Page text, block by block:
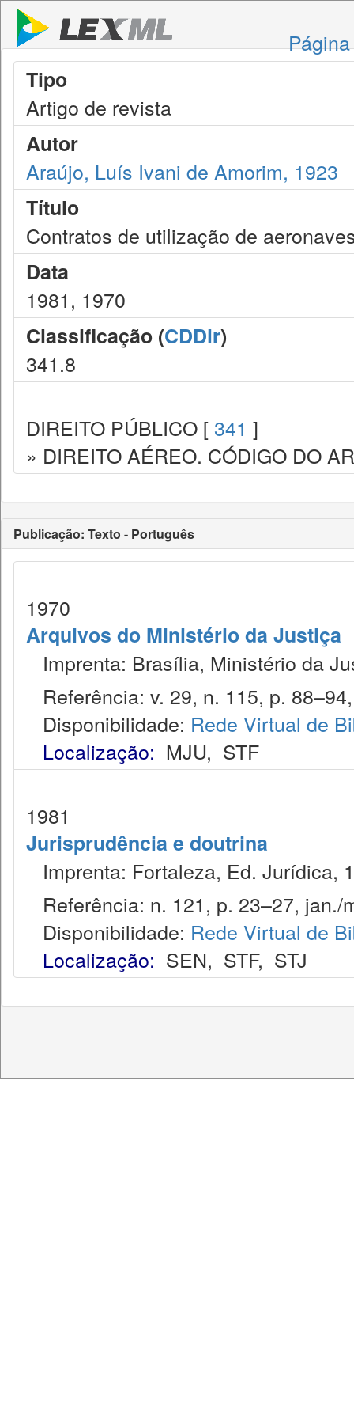
Tipo
Artigo de revista
Autor
Araújo, Luís Ivani de Amorim, 1923
Título
Contratos de utilização de
Data
1981, 1970
Classificação (CDDir)
341.8
DIREITO PÚBLICO [ 341 ]
» DIREITO AÉREO. CÓDIGO DO
Publicação: Texto - Português
1970
Arquivos do Ministério da Justiça
Imprenta: Brasília, Ministério da
Referência: v. 29, n. 115, p.
Disponibilidade: Rede Virtual de
Localização: MJU, STF
1981
Jurisprudência e doutrina
Imprenta: Fortaleza, Ed. Jurídica,
Referência: n. 121, p. 23–27, jan./
Disponibilidade: Rede Virtual de
Localização: SEN, STF, STJ